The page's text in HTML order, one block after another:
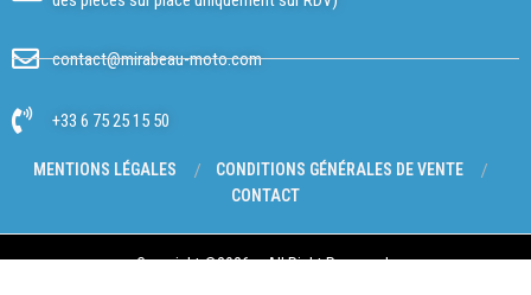
contact@mirabeau-moto.com
+33 6 75 25 15 50
MENTIONS LÉGALES
CONDITIONS GÉNÉRALES DE VENTE
CONTACT
Copyright @2026 – All Right Reserved.